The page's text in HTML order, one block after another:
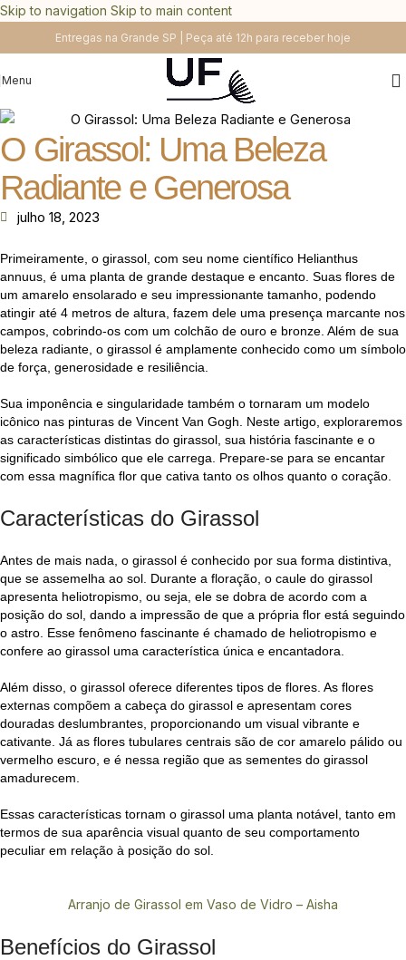
Skip to navigation Skip to main content
Entregas na Grande SP | Peça até 12h para receber hoje
Menu
O Girassol: Uma Beleza
Radiante e Generosa
julho 18, 2023
Primeiramente, o girassol, com seu nome científico Helianthus
annuus, é uma planta de grande destaque e encanto. Suas flores de
um amarelo ensolarado e seu impressionante tamanho, podendo
atingir até 4 metros de altura, fazem dele uma presença marcante nos
campos, cobrindo-os com um colchão de ouro e bronze. Além de sua
beleza radiante, o girassol é amplamente conhecido como um símbolo
de força, generosidade e resiliência.
Sua imponência e singularidade também o tornaram um modelo
icônico nas pinturas de Vincent Van Gogh. Neste artigo, exploraremos
as características distintas do girassol, sua história fascinante e o
significado simbólico que ele carrega. Prepare-se para se encantar
com essa magnífica flor que cativa tanto os olhos quanto o coração.
Características do Girassol
Antes de mais nada, o girassol é conhecido por sua forma distintiva,
que se assemelha ao sol. Durante a floração, o caule do girassol
apresenta heliotropismo, ou seja, ele se dobra de acordo com a
posição do sol, dando a impressão de que a própria flor está seguindo
o astro. Esse fenômeno fascinante é chamado de heliotropismo e
confere ao girassol uma característica única e encantadora.
Além disso, o girassol oferece diferentes tipos de flores. As flores
externas compõem a cabeça do girassol e apresentam cores
douradas deslumbrantes, proporcionando um visual vibrante e
cativante. Já as flores tubulares centrais são de cor amarelo pálido ou
vermelho escuro, e é nessa região que as sementes do girassol
amadurecem.
Essas características tornam o girassol uma planta notável, tanto em
termos de sua aparência visual quanto de seu comportamento
peculiar em relação à posição do sol.
Arranjo de Girassol em Vaso de Vidro – Aisha
Benefícios do Girassol